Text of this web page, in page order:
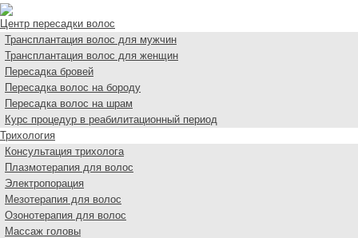
Центр пересадки волос
Трансплантация волос для мужчин
Трансплантация волос для женщин
Пересадка бровей
Пересадка волос на бороду
Пересадка волос на шрам
Курс процедур в реабилитационный период
Трихология
Консультация трихолога
Плазмотерапия для волос
Электропорация
Мезотерапия для волос
Озонотерапия для волос
Массаж головы